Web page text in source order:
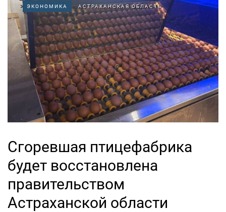
ЭКОНОМИКА АСТРАХАНСКАЯ ОБЛАСТЬ
Сгоревшая птицефабрика
будет восстановлена
правительством
Астраханской области